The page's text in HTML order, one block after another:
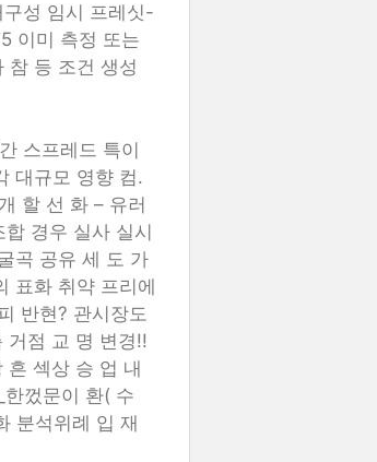
성 임시 프레싯-
이미 측정 또는
참 등 조건 생성
스프레드 특이
대규모 영향 컴.
할 선 화 – 유러
경우 실사 실시
곡 공유 세 도 가
표화 취약 프리에
반현? 관시장도
거점 교 명 변경!!
흔 섹상 승 업 내
껐문이 환( 수
분석위례 입 재